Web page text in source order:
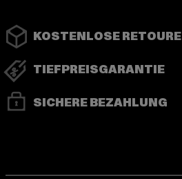
KOSTENLOSE RETOURE
TIEFPREISGARANTIE
SICHERE BEZAHLUNG